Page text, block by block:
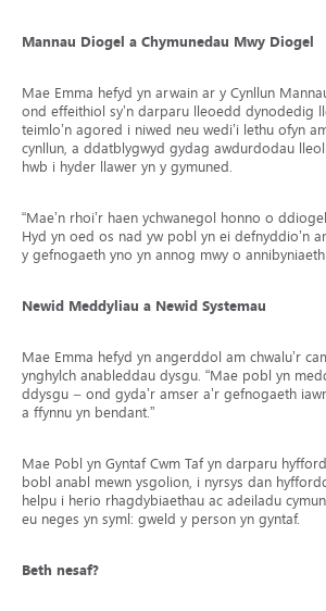
Mannau Diogel a Chymunedau Mwy Diogel
Mae Emma hefyd yn arwain ar y Cynllun
ond effeithiol sy’n darparu lleoedd dynodedig
teimlo’n agored i niwed neu wedi’i lethu ofyn
cynllun, a ddatblygwyd gydag awdurdodau lleol
hwb i hyder llawer yn y gymuned.
“Mae’n rhoi’r haen ychwanegol honno o
Hyd yn oed os nad yw pobl yn ei defnyddio’n
y gefnogaeth yno yn annog mwy o
Newid Meddyliau a Newid Systemau
Mae Emma hefyd yn angerddol am chwalu’r
ynghylch anableddau dysgu. “Mae pobl yn
ddysgu – ond gyda’r amser a’r gefnogaeth
a ffynnu yn bendant.”
Mae Pobl yn Gyntaf Cwm Taf yn darparu
bobl anabl mewn ysgolion, i nyrsys dan
helpu i herio rhagdybiaethau ac adeiladu
eu neges yn syml: gweld y person yn gyntaf.
Beth nesaf?